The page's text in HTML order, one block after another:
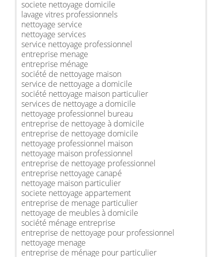
societe nettoyage domicile
lavage vitres professionnels
nettoyage service
nettoyage services
service nettoyage professionnel
entreprise menage
entreprise ménage
société de nettoyage maison
service de nettoyage a domicile
société nettoyage maison particulier
services de nettoyage a domicile
nettoyage professionnel bureau
entreprise de nettoyage à domicile
entreprise de nettoyage domicile
nettoyage professionnel maison
nettoyage maison professionnel
entreprise de nettoyage professionnel
entreprise nettoyage canapé
nettoyage maison particulier
societe nettoyage appartement
entreprise de menage particulier
nettoyage de meubles à domicile
société ménage entreprise
entreprise de nettoyage pour professionnel
nettoyage menage
entreprise de ménage pour particulier